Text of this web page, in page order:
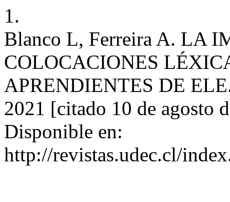
1.
Blanco L, Ferreira A. LA
COLOCACIONES
APRENDIENTES DE
2021 [citado 10 de agosto
Disponible en:
http://revistas.udec.cl/